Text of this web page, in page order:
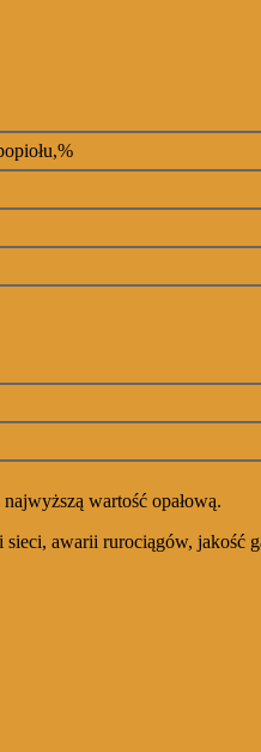
wartość opałową.
awarii rurociągów, jakość